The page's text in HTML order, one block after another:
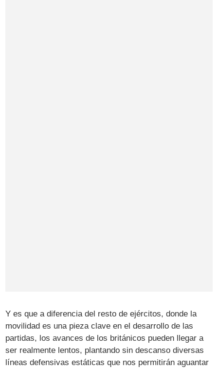
Y es que a diferencia del resto de ejércitos, donde la
movilidad es una pieza clave en el desarrollo de las
partidas, los avances de los británicos pueden llegar a
ser realmente lentos, plantando sin descanso diversas
líneas defensivas estáticas que nos permitirán aguantar